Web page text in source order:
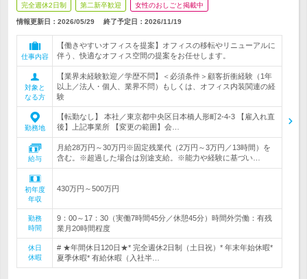
完全週休2日制 第二新卒歓迎 女性のおしごと掲載中
情報更新日：2026/05/29 終了予定日： 2026/11/19
仕事内容
【働きやすいオフィスを提案】オフィスの移転やリニューアルに
伴う、快適なオフィス空間の提案をお任せします。
対象と
なる方
【業界未経験歓迎／学歴不問】＜必須条件＞顧客折衝経験（1年
以上／法人・個人、業界不問）もしくは、オフィス内装関連の経
験
勤務地
【転勤なし】 本社／東京都中央区日本橋人形町2-4-3 【雇入れ直
後】上記事業所 【変更の範囲】会…
給与
月給28万円～30万円※固定残業代（2万円～3万円／13時間）を
含む。※超過した場合は別途支給。※能力や経験に基づい…
初年度
年収
430万円～500万円
勤務
時間
9：00～17：30（実働7時間45分／休憩45分）時間外労働：有残
業月20時間程度
休日
休暇
# ★年間休日120日★* 完全週休2日制（土日祝）* 年末年始休暇*
夏季休暇* 有給休暇（入社半…